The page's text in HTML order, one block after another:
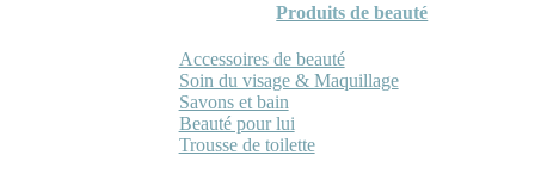
Produits de beauté
Accessoires de beauté
Soin du visage & Maquillage
Savons et bain
Beauté pour lui
Trousse de toilette